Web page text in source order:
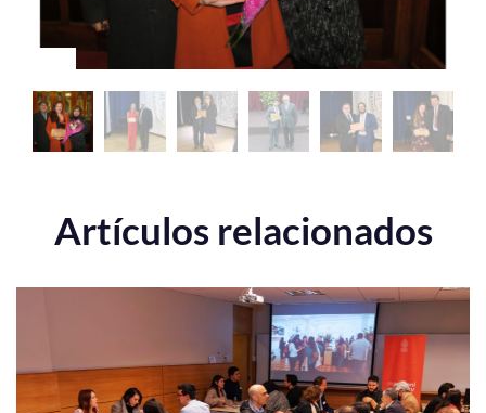
Artículos relacionados